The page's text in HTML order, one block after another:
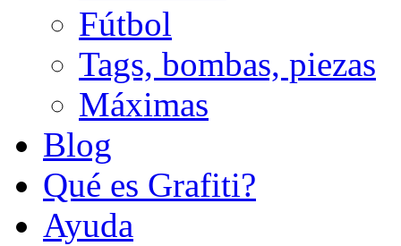
Fútbol
Tags, bombas, piezas
Máximas
Blog
Qué es Grafiti?
Ayuda